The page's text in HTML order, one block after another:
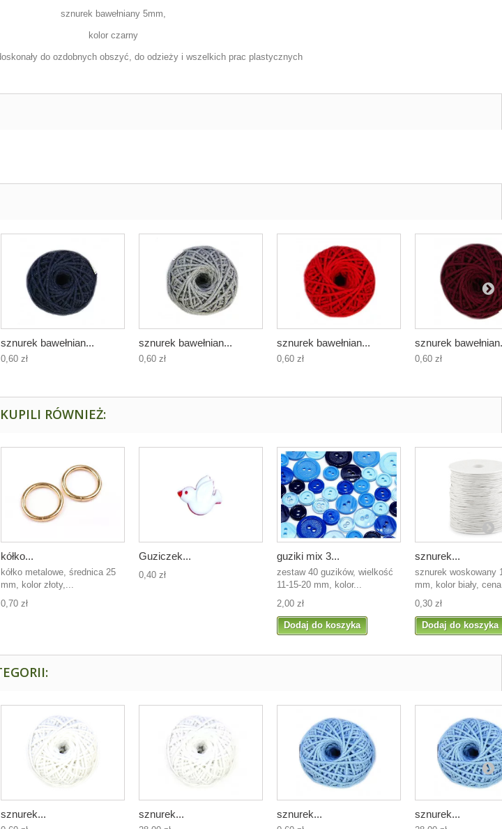
sznurek bawełniany 5mm,
kolor czarny
do ozdobnych obszyć, do odzieży i wszelkich prac plastycznych
sznurek bawełnian...
0,60 zł
sznurek bawełnian...
0,60 zł
sznurek bawełnian...
0,60 zł
sznurek
0,60 zł
RÓWNIEŻ:
kółko...
kółko metalowe, średnica 25
mm, kolor złoty,...
0,70 zł
Guziczek...
0,40 zł
guziki mix 3...
zestaw 40 guzików, wielkość
11-15-20 mm, kolor...
2,00 zł
Dodaj do koszyka
sznurek...
sznurek woskowany
mm, kolor biały,
0,30 zł
Dodaj do koszyka
sznurek... sznurek... sznurek... sznurek...